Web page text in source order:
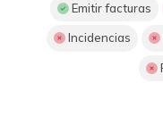
Emitir facturas
Incidencias